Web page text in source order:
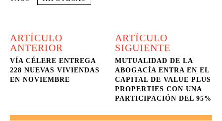
ARTÍCULO
ANTERIOR
VÍA CÉLERE ENTREGA
228 NUEVAS VIVIENDAS
EN NOVIEMBRE
ARTÍCULO
SIGUIENTE
MUTUALIDAD DE LA
ABOGACÍA ENTRA EN EL
CAPITAL DE VALUE PLUS
PROPERTIES CON UNA
PARTICIPACIÓN DEL 95%